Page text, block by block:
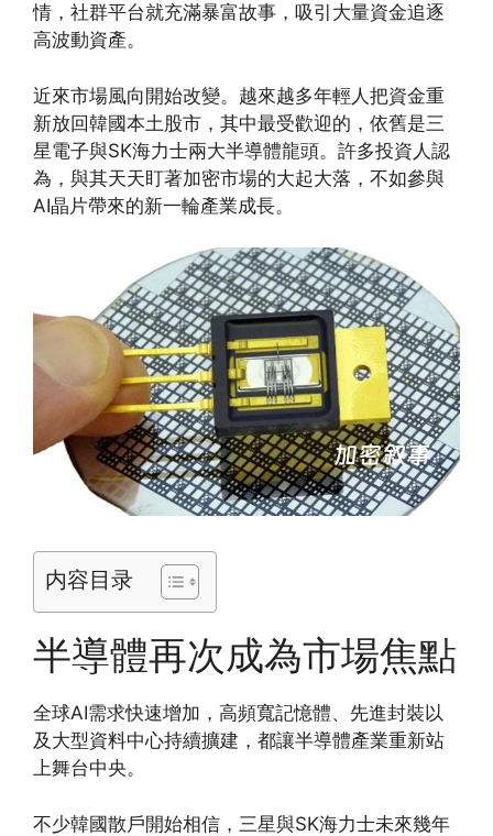
情，社群平台就充滿暴富故事，吸引大量資金追逐
高波動資產。
近來市場風向開始改變。越來越多年輕人把資金重
新放回韓國本土股市，其中最受歡迎的，依舊是三
星電子與SK海力士兩大半導體龍頭。許多投資人認
為，與其天天盯著加密市場的大起大落，不如參與
AI晶片帶來的新一輪產業成長。
内容目录
半導體再次成為市場焦點
全球AI需求快速增加，高頻寬記憶體、先進封裝以
及大型資料中心持續擴建，都讓半導體產業重新站
上舞台中央。
不少韓國散戶開始相信，三星與SK海力士未來幾年